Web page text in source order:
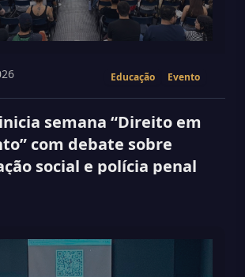
Educação Evento
semana “Direito em
com debate sobre
social e polícia penal